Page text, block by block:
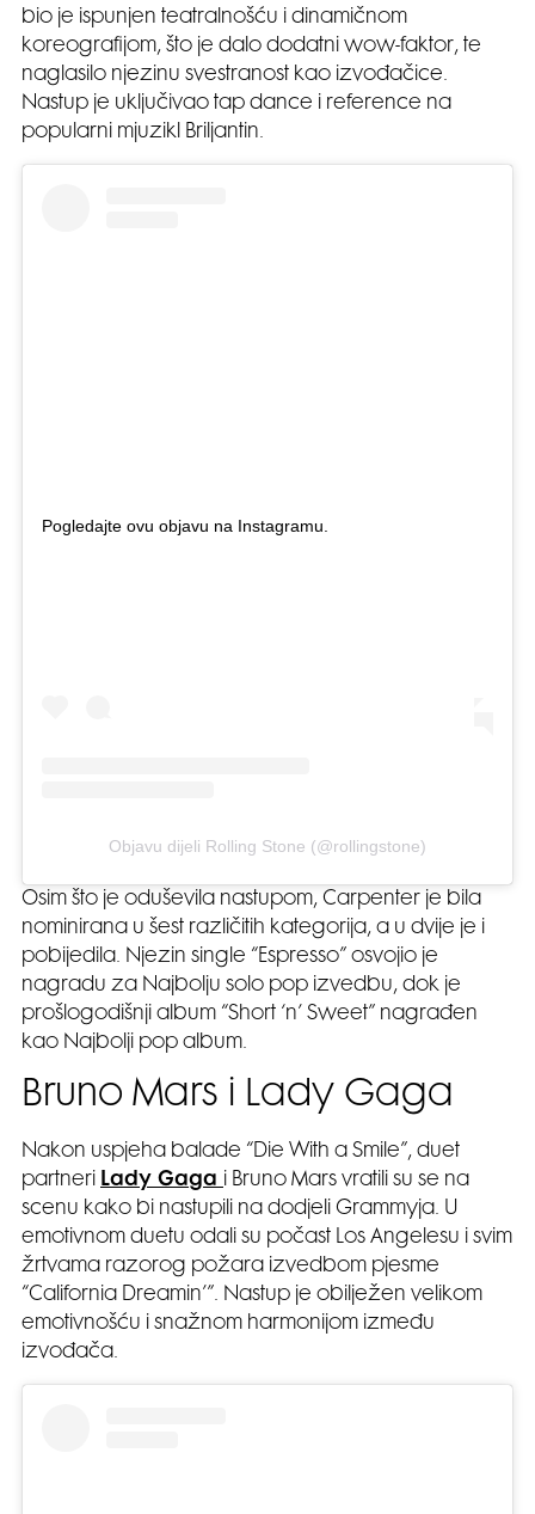
bio je ispunjen teatralnošću i dinamičnom
koreografijom, što je dalo dodatni wow-faktor, te
naglasilo njezinu svestranost kao izvođačice.
Nastup je uključivao tap dance i reference na
popularni mjuzikl Briljantin.
Pogledajte ovu objavu na Instagramu.
Objavu dijeli Rolling Stone (@rollingstone)
Osim što je oduševila nastupom, Carpenter je bila
nominirana u šest različitih kategorija, a u dvije je i
pobijedila. Njezin single “Espresso” osvojio je
nagradu za Najbolju solo pop izvedbu, dok je
prošlogodišnji album “Short ‘n’ Sweet” nagrađen
kao Najbolji pop album.
Bruno Mars i Lady Gaga
Nakon uspjeha balade “Die With a Smile”, duet
partneri
Lady Gaga
i Bruno Mars vratili su se na
scenu kako bi nastupili na dodjeli Grammyja. U
emotivnom duetu odali su počast Los Angelesu i svim
žrtvama razorog požara izvedbom pjesme
“California Dreamin’”. Nastup je obilježen velikom
emotivnošću i snažnom harmonijom između
izvođača.